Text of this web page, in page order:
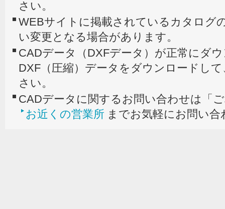
さい。
WEBサイトに掲載されているカタログ
い変更となる場合があります。
CADデータ（DXFデータ）が正常にダ
DXF（圧縮）データをダウンロードし
さい。
CADデータに関するお問い合わせは「
お近くの営業所 までお気軽にお問い